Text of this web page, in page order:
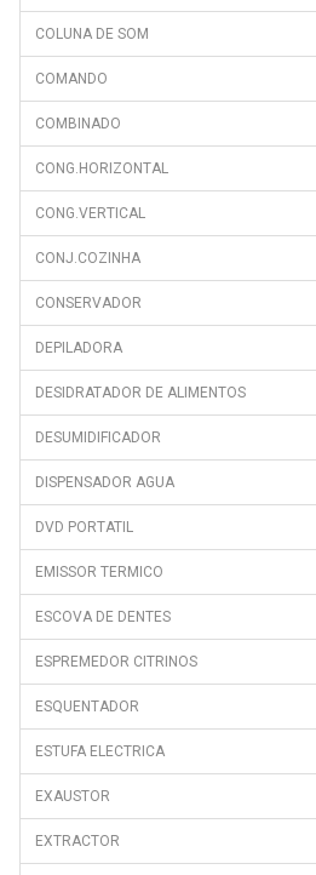
COLUNA DE SOM
COMANDO
COMBINADO
CONG.HORIZONTAL
CONG.VERTICAL
CONJ.COZINHA
CONSERVADOR
DEPILADORA
DESIDRATADOR DE ALIMENTOS
DESUMIDIFICADOR
DISPENSADOR AGUA
DVD PORTATIL
EMISSOR TERMICO
ESCOVA DE DENTES
ESPREMEDOR CITRINOS
ESQUENTADOR
ESTUFA ELECTRICA
EXAUSTOR
EXTRACTOR